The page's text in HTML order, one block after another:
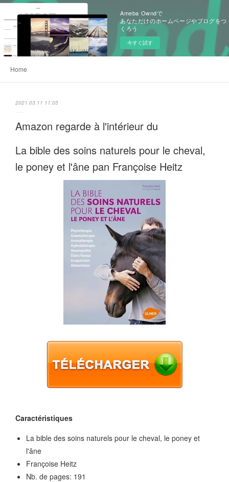
Ameba Owndで
あなただけのホームページやブログをつ
くろう
今すぐ試す
Home
2021.03.11 11:05
Amazon regarde à l'intérieur du
La bible des soins naturels pour le cheval,
le poney et l'âne pan Françoise Heitz
Caractéristiques
La bible des soins naturels pour le cheval, le poney et
l'âne
Françoise Heitz
Nb. de pages: 191